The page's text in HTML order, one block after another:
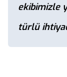
ekibimizle
türlü